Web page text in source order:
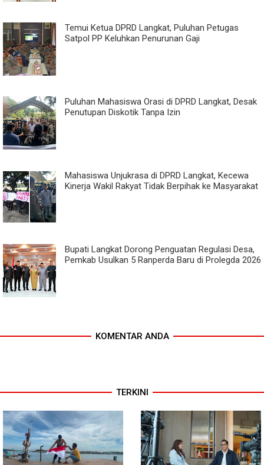
Temui Ketua DPRD Langkat, Puluhan Petugas
Satpol PP Keluhkan Penurunan Gaji
Puluhan Mahasiswa Orasi di DPRD Langkat, Desak
Penutupan Diskotik Tanpa Izin
Mahasiswa Unjukrasa di DPRD Langkat, Kecewa
Kinerja Wakil Rakyat Tidak Berpihak ke Masyarakat
Bupati Langkat Dorong Penguatan Regulasi Desa,
Pemkab Usulkan 5 Ranperda Baru di Prolegda 2026
KOMENTAR ANDA
TERKINI